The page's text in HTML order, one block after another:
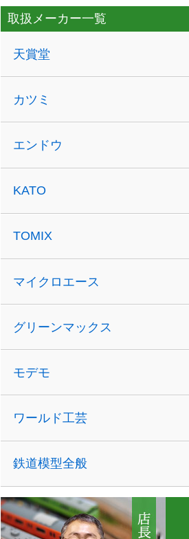
取扱メーカー一覧
天賞堂
カツミ
エンドウ
KATO
TOMIX
マイクロエース
グリーンマックス
モデモ
ワールド工芸
鉄道模型全般